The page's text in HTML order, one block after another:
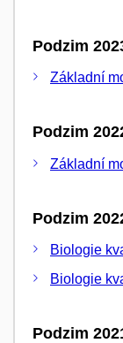
Podzim
Základní
Podzim
Základní
Podzim
Biologie
Biologie
Podzim